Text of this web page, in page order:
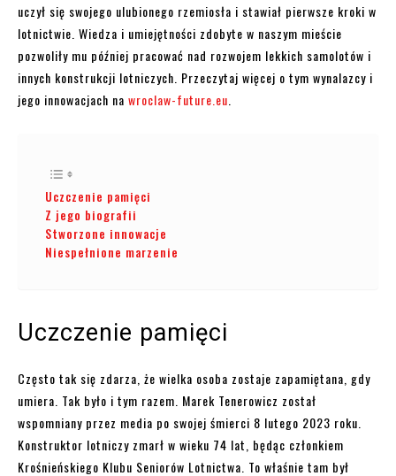
uczył się swojego ulubionego rzemiosła i stawiał pierwsze kroki w
lotnictwie. Wiedza i umiejętności zdobyte w naszym mieście
pozwoliły mu później pracować nad rozwojem lekkich samolotów i
innych konstrukcji lotniczych. Przeczytaj więcej o tym wynalazcy i
jego innowacjach na wroclaw-future.eu
Uczczenie pamięci
Z jego biografii
Stworzone innowacje
Niespełnione marzenie
Uczczenie pamięci
Często tak się zdarza, że wielka osoba zostaje zapamiętana, gdy
umiera. Tak było i tym razem. Marek Tenerowicz został
wspomniany przez media po swojej śmierci 8 lutego 2023 roku.
Konstruktor lotniczy zmarł w wieku 74 lat, będąc członkiem
Krośnieńskiego Klubu Seniorów Lotnictwa. To właśnie tam był